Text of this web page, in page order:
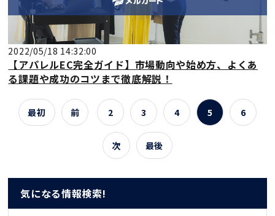
2022/05/18 14:32:00
【アパレルEC完全ガイド】市場動向や始め方、よくあ
る課題や成功のコツまで徹底解説！
最初 前 2 3 4 5 6
次 最後
気になる情報検索!